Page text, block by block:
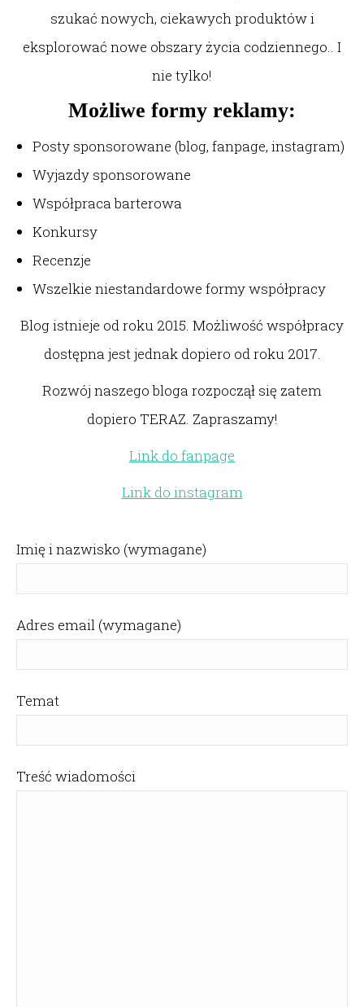
szukać nowych, ciekawych produktów i
eksplorować nowe obszary życia codziennego.. I
nie tylko!
Możliwe formy reklamy:
Posty sponsorowane (blog, fanpage, instagram)
Wyjazdy sponsorowane
Współpraca barterowa
Konkursy
Recenzje
Wszelkie niestandardowe formy współpracy
Blog istnieje od roku 2015. Możliwość współpracy
dostępna jest jednak dopiero od roku 2017.
Rozwój naszego bloga rozpoczął się zatem
dopiero TERAZ. Zapraszamy!
Link do fanpage
Link do instagram
Imię i nazwisko (wymagane)
Adres email (wymagane)
Temat
Treść wiadomości